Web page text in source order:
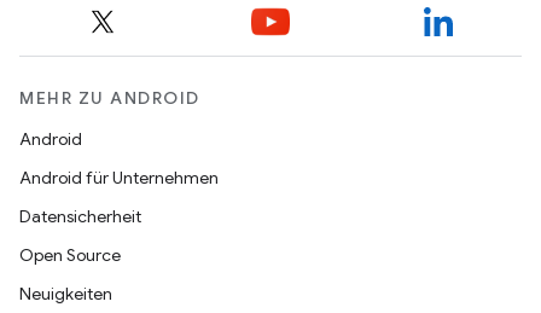
MEHR ZU ANDROID
Android
Android für Unternehmen
Datensicherheit
Open Source
Neuigkeiten